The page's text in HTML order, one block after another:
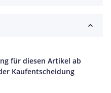
für diesen Artikel ab
Kaufentscheidung